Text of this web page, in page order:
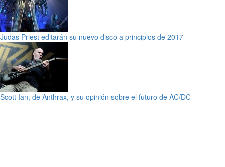
Judas Priest editarán su nuevo disco a principios de 2017
Scott Ian, de Anthrax, y su opinión sobre el futuro de AC/DC